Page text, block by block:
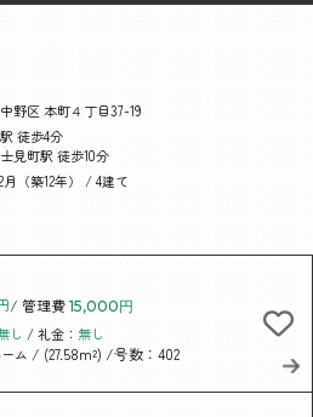
野区 本町４丁目37-19
徒歩4分
見町駅 徒歩10分
月（築12年） / 4建て
/ 管理費 15,000円
し / 礼金： 無し
ム / (27.58m²) /号数：402